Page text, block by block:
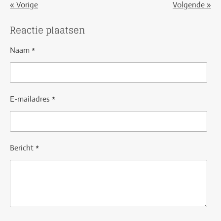
« Vorige Volgende »
Reactie plaatsen
Naam *
E-mailadres *
Bericht *